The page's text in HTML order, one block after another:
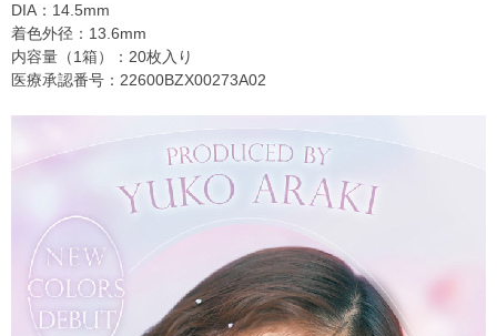
DIA：14.5mm
着色外径：13.6mm
内容量（1箱）：20枚入り
医療承認番号：22600BZX00273A02